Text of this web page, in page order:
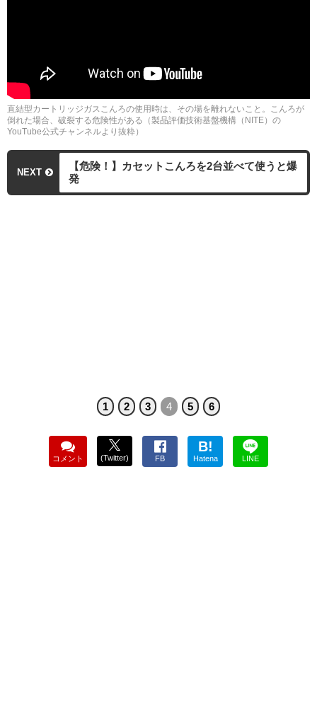
直結型カートリッジガスこんろの使用時は、その場を離れないこと。こんろが
倒れた場合、破裂する危険性がある（製品評価技術基盤機構（NITE）の
YouTube公式チャンネルより抜粋）
NEXT
【危険！】カセットこんろを2台並べて使うと爆
発
1 2 3 4 5 6
コメント (Twitter) FB
B!
Hatena LINE